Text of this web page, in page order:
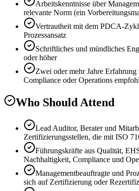
Arbeitskenntnisse über
relevante Norm (ein
Vertrautheit mit dem PDCA-
Prozessansatz
Schriftliches und mündliches
oder höher
Zwei oder mehr Jahre
Compliance oder Operations
Who Should Attend
Lead Auditor, Berater und
Zertifizierungsstellen, die mit ISO
Führungskräfte aus Qualität,
Nachhaltigkeit, Compliance und
Managementbeauftragte und
sich auf Zertifizierung oder